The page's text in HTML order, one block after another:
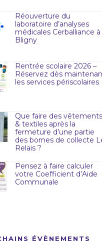
Réouverture du
laboratoire d’analyses
médicales Cerballiance à
Bligny
Rentrée scolaire 2026 –
Réservez dès
les services périscolaires
Que faire des vêtements
& textiles après la
fermeture d’une partie
des bornes de collecte
Relais ?
Pensez à faire calculer
votre Coefficient d’Aide
Communale
ÉVÈNEMENTS